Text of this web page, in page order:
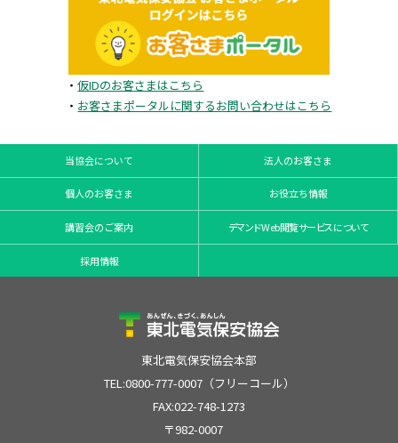
・仮IDのお客さまはこちら
・ お客さまポータルに関するお問い合わせはこちら
当協会について 法人のお客さま
個人のお客さま お役立ち情報
講習会のご案内 デマンドWeb閲覧サービスについて
採用情報
東北電気保安協会本部
TEL:0800-777-0007（フリーコール）
FAX:022-748-1273
〒982-0007